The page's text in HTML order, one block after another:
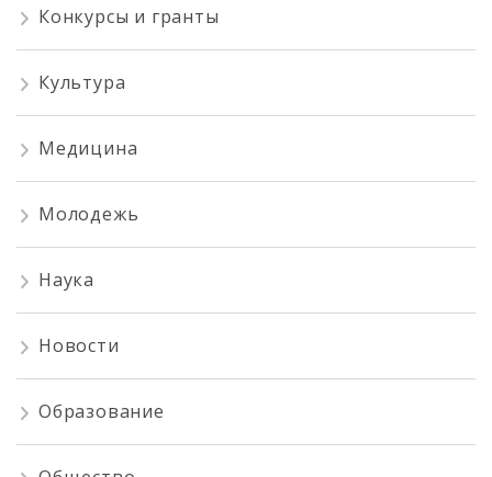
Конкурсы и гранты
Культура
Медицина
Молодежь
Наука
Новости
Образование